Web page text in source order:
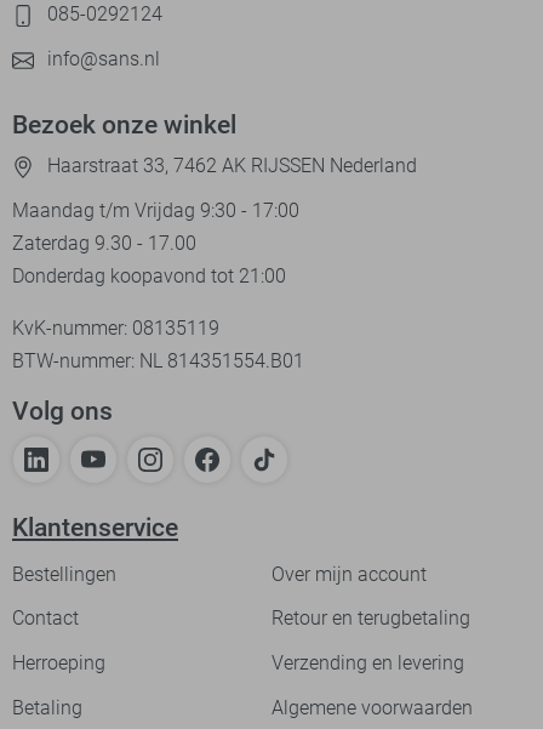
085-0292124
info@sans.nl
Bezoek onze winkel
Haarstraat 33, 7462 AK RIJSSEN Nederland
Maandag t/m Vrijdag 9:30 - 17:00
Zaterdag 9.30 - 17.00
Donderdag koopavond tot 21:00
KvK-nummer: 08135119
BTW-nummer: NL 814351554.B01
Volg ons
Klantenservice
Bestellingen
Over mijn account
Contact
Retour en terugbetaling
Herroeping
Verzending en levering
Betaling
Algemene voorwaarden